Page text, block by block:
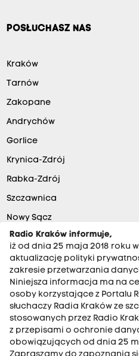
POSŁUCHASZ NAS
Kraków
Tarnów
Zakopane
Andrychów
Gorlice
Krynica-Zdrój
Rabka-Zdrój
Szczawnica
Nowy Sącz
RADIO KRAKÓW SA. Aleja
Kraków
Radio Kraków informuje,
iż od dnia 25 maja 2018 roku
aktualizację polityki
zakresie przetwarzania
Niniejsza informacja ma na
osoby korzystające z Portalu
słuchaczy Radia Kraków ze
stosowanych przez Radio
z przepisami o ochronie
obowiązujących od dnia 25